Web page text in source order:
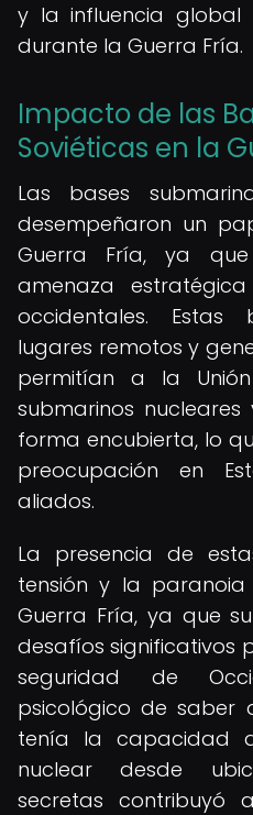
y la influencia global
durante la Guerra Fría.
Impacto de las
Soviéticas en la
Las bases
desempeñaron un
Guerra Fría, ya
amenaza
occidentales. Estas
lugares remotos y
permitían a la
submarinos
forma encubierta, lo
preocupación en
aliados.
La presencia de
tensión y la
Guerra Fría, ya que
desafíos significativos
seguridad de
psicológico de saber
tenía la capacidad
nuclear desde
secretas